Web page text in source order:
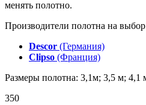
менять полотно.
Производители полотна на
Descor (Германия)
Clipso (Франция)
Размеры полотна: 3,1м; 3,5 м; 4,1
350